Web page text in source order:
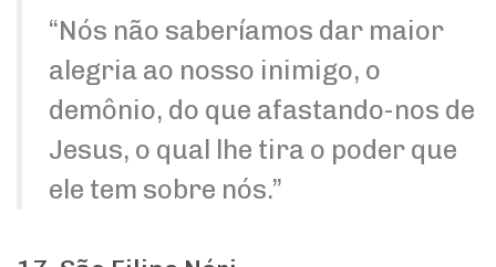
“Nós não saberíamos dar maior
alegria ao nosso inimigo, o
demônio, do que afastando-nos de
Jesus, o qual lhe tira o poder que
ele tem sobre nós.”